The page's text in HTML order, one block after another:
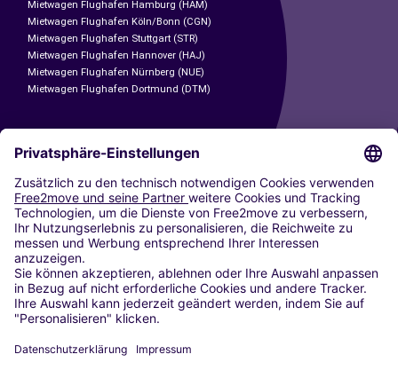
Mietwagen Flughafen Hamburg (HAM)
Mietwagen Flughafen Köln/Bonn (CGN)
Mietwagen Flughafen Stuttgart (STR)
Mietwagen Flughafen Hannover (HAJ)
Mietwagen Flughafen Nürnberg (NUE)
Mietwagen Flughafen Dortmund (DTM)
CARSHARING
UNSERE STÄDTE
Paris
Madrid
Washington DC
Mailand
Rom
Turin
Wien
Berlin
Düsseldorf